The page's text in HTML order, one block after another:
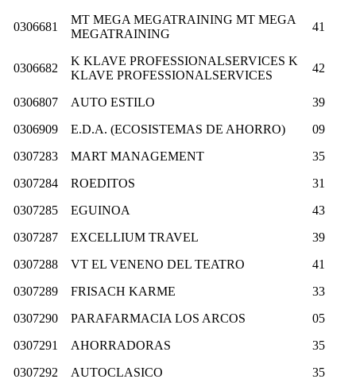
0306681
MT MEGA MEGATRAINING MT MEGA
MEGATRAINING
41
0306682
K KLAVE PROFESSIONALSERVICES K
KLAVE PROFESSIONALSERVICES
42
0306807 AUTO ESTILO
39
0306909
E.D.A. (ECOSISTEMAS DE AHORRO)
09
0307283
MART MANAGEMENT
35
0307284
ROEDITOS
31
0307285
EGUINOA
43
0307287
EXCELLIUM TRAVEL
39
0307288
VT EL VENENO DEL TEATRO
41
0307289
FRISACH KARME
33
0307290
PARAFARMACIA LOS ARCOS
05
0307291
AHORRADORAS
35
0307292
AUTOCLASICO 35